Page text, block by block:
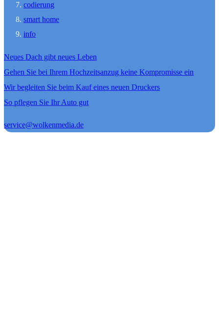
codierung
smart home
info
Neues Dach gibt neues Leben
Gehen Sie bei Ihrem Hochzeitsanzug keine Kompromisse ein
Wir begleiten Sie beim Kauf eines neuen Druckers
So pflegen Sie Ihr Auto gut
service@wolkenmedia.de